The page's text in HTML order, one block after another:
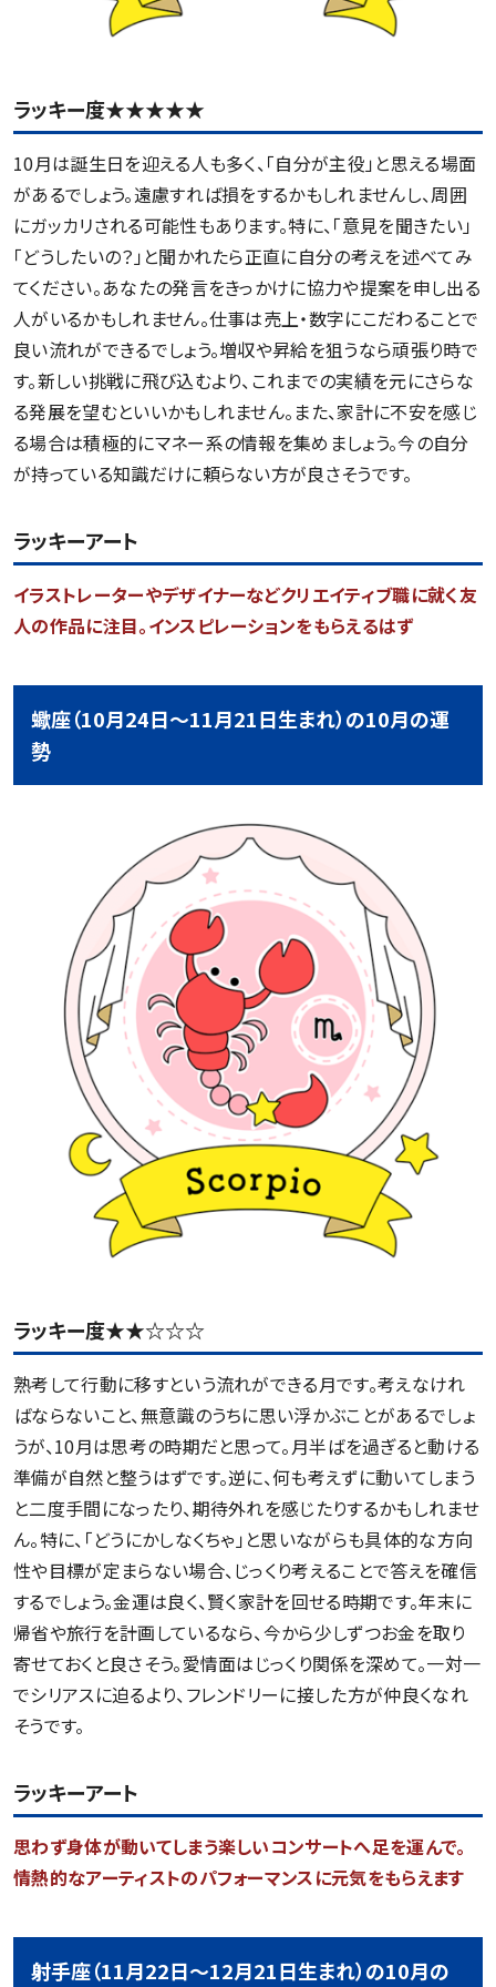
ラッキー度★★★★★
10月は誕生日を迎える人も多く、「自分が主役」と思える場面
があるでしょう。遠慮すれば損をするかもしれませんし、周囲
にガッカリされる可能性もあります。特に、「意見を聞きたい」
「どうしたいの？」と聞かれたら正直に自分の考えを述べてみ
てください。あなたの発言をきっかけに協力や提案を申し出る
人がいるかもしれません。仕事は売上・数字にこだわることで
良い流れができるでしょう。増収や昇給を狙うなら頑張り時で
す。新しい挑戦に飛び込むより、これまでの実績を元にさらな
る発展を望むといいかもしれません。また、家計に不安を感じ
る場合は積極的にマネー系の情報を集めましょう。今の自分
が持っている知識だけに頼らない方が良さそうです。
ラッキーアート
イラストレーターやデザイナーなどクリエイティブ職に就く友
人の作品に注目。インスピレーションをもらえるはず
蠍座（10月24日～11月21日生まれ）の10月の運
勢
ラッキー度★★☆☆☆
熟考して行動に移すという流れができる月です。考えなけれ
ばならないこと、無意識のうちに思い浮かぶことがあるでしょ
うが、10月は思考の時期だと思って。月半ばを過ぎると動ける
準備が自然と整うはずです。逆に、何も考えずに動いてしまう
と二度手間になったり、期待外れを感じたりするかもしれませ
ん。特に、「どうにかしなくちゃ」と思いながらも具体的な方向
性や目標が定まらない場合、じっくり考えることで答えを確信
するでしょう。金運は良く、賢く家計を回せる時期です。年末に
帰省や旅行を計画しているなら、今から少しずつお金を取り
寄せておくと良さそう。愛情面はじっくり関係を深めて。一対一
でシリアスに迫るより、フレンドリーに接した方が仲良くなれ
そうです。
ラッキーアート
思わず身体が動いてしまう楽しいコンサートへ足を運んで。
情熱的なアーティストのパフォーマンスに元気をもらえます
射手座（11月22日～12月21日生まれ）の10月の